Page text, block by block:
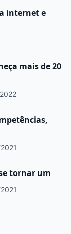
internet e
mais de 20
tornar um